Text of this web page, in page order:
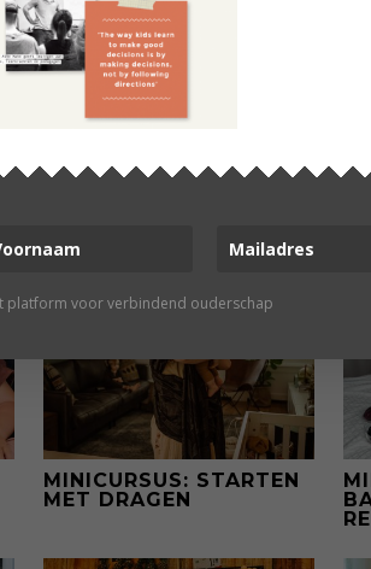
MINICURSUS: STARTEN
MET DRAGEN
platform voor verbindend ouderschap